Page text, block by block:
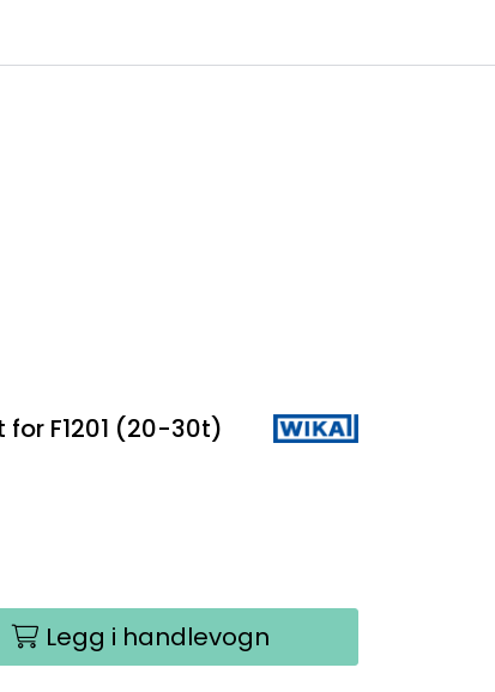
for F1201 (20-30t)
Legg i handlevogn